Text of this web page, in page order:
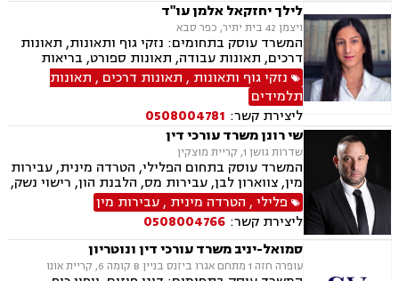
לילך יחזקאל אלמן עו"ד
ויצמן 42 בית יתיר, כפר סבא
המשרד עוסק בתחומים: נזקי גוף ותאונות, תאונות
דרכים, תאונות עבודה, תאונות ספורט, בריאות
הנפש, אובדן כושר עבודה, תאונות תלמידים, תאונות
עקב רשלנות, ביטוח לאומי, ייפוי כוח מתמשך,
ירושות וצוואת
נזקי גוף ותאונות , תאונות דרכים , תאונות
תלמידים
ליצירת קשר: 0508004781
שי רונן משרד עורכי דין
שדרות גושן 1, קריית מוצקין
המשרד עוסק בתחום הפלילי, הטרדה מינית, עבירות
מין, צווארון לבן, עבירות מס, הלבנת הון, רישוי נשק,
ייצוג קטינים, אלימות במשפחה, עבירות סמים, ועדת
שחרורים, עבירות סייבר, סירוב ויזה לארה"ב, מחיקת
רישום פלילי הסגרה ופשיעה בינלאומית, נפגעי
עבירה.
פלילי, הטרדה מינית ,עבירות מין
ליצירת קשר: 0508004766
סמואל-יניב משרד עורכי דין ונוטריון
עופרה חזה 1 מתחם אגרו ביזנס בניין B קומה 6, קריית אונו